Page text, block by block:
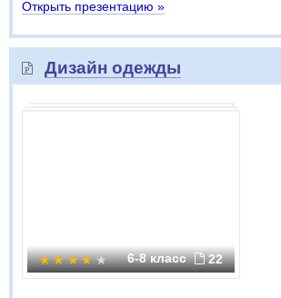
Открыть презентацию »
Дизайн одежды
6-8 класс 22